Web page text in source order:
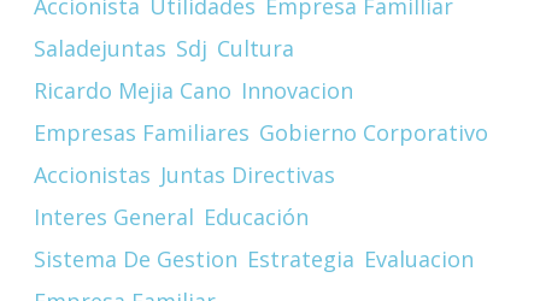
Saladejuntas Sdj Cultura
Ricardo Mejia Cano Innovacion
Empresas Familiares Gobierno Corporativo
Accionistas Juntas Directivas
Interes General Educación
Sistema De Gestion Estrategia Evaluacion